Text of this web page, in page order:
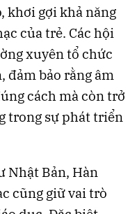
khơi gợi khả năng
của trẻ. Các hội
xuyên tổ chức
đảm bảo rằng âm
cách mà còn trở
trong sự phát triển
Nhật Bản, Hàn
cũng giữ vai trò